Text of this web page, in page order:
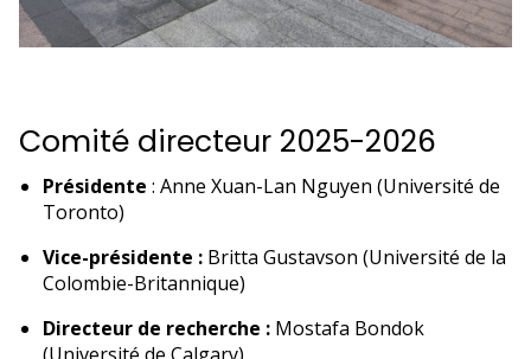
Comité directeur 2025-2026
Présidente : Anne Xuan-Lan Nguyen (Université de
Toronto)
Vice-présidente : Britta Gustavson (Université de la
Colombie-Britannique)
Directeur de recherche : Mostafa Bondok